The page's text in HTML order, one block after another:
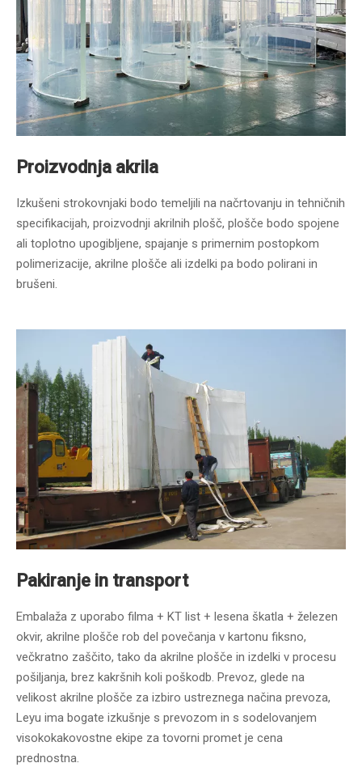
Proizvodnja akrila
Izkušeni strokovnjaki bodo temeljili na načrtovanju in tehničnih
specifikacijah, proizvodnji akrilnih plošč, plošče bodo spojene
ali toplotno upogibljene, spajanje s primernim postopkom
polimerizacije, akrilne plošče ali izdelki pa bodo polirani in
brušeni.
Pakiranje in transport
Embalaža z uporabo filma + KT list + lesena škatla + železen
okvir, akrilne plošče rob del povečanja v kartonu fiksno,
večkratno zaščito, tako da akrilne plošče in izdelki v procesu
pošiljanja, brez kakršnih koli poškodb. Prevoz, glede na
velikost akrilne plošče za izbiro ustreznega načina prevoza,
Leyu ima bogate izkušnje s prevozom in s sodelovanjem
visokokakovostne ekipe za tovorni promet je cena
prednostna.